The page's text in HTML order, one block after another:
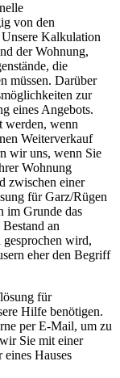
von den
Kalkulation
der Wohnung,
die
müssen. Darüber
zur
eines Angebots.
werden, wenn
Weiterverkauf
wir uns, wenn Sie
Wohnung
zwischen einer
für Garz/Rügen
im Grunde das
an
gesprochen wird,
eher den Begriff
für
Hilfe benötigen.
per E-Mail, um zu
Sie mit einer
Hauses